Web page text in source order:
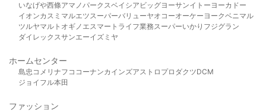
いなげや西條アマノパークスベイシア ビッグヨーサンイトーヨーカドー
イオンカスミ マルエツスーパーバリューヤオコーオーケー ヨークベニマル
ツルヤマルト オギノ エスマート ライフ業務スーパーいかり フジグラン
ダイレックスサンエーイズミヤ
ホームセンター
島忠 コメリ ナフコ コーナンカインズアストロプロダクツDCM
ジョイフル本田
ファッション